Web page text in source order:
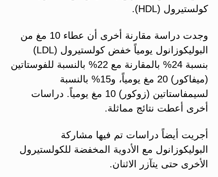
كولستيرول (HDL).
وجدت دراسة مقارنة أخرى أن عطاء 10 مغ من
البوليكوزانول يومياً خفض كولستيرول (LDL)
بنسبة 24% بالمقارنة مع 22% بالنسبة للفوستاتين
(ميفاكور) 20 مغ يومياً، و15% بالنسبة
لسيمفاستاتين (زوكور) 10 مغ يومياً. دراسات
أخرى أعطت نتائج مماثلة.
أجريت أيضاً دراسات تم فيها مشاركة
البوليكوزانول مع الأدوية المخفضة للكولستيرول
الأخرى حتى يتآزر الاثنان.